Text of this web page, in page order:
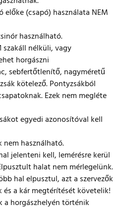
(csapó) használata NEM
használható.
szakáll nélküli, vagy
horgászni
sebfertőtlenítő, nagyméretű
kötelező. Pontyzsákból
Ezek nem megléte
egyedi azonosítóval kell
nem használható.
jelenteni kell, lemérésre kerül
halat nem mérlegelünk.
hal elpusztul, azt a szervezők
a kár megtérítését követelik!
a horgászhelyén történik